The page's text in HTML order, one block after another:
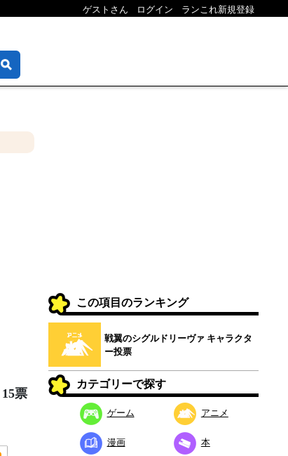
ゲストさん ログイン ランこれ新規登録
15票
この項目のランキング
戦翼のシグルドリーヴァ キャラクタ
ー投票
カテゴリーで探す
ゲーム アニメ
漫画 本